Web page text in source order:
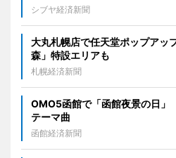
シブヤ経済新聞
大丸札幌店で任天堂ポップア
森」特設エリアも
札幌経済新聞
OMO5函館で「函館夜景の日
テーマ曲
函館経済新聞